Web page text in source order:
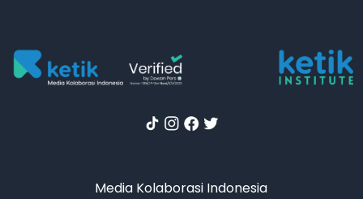
Media Kolaborasi Indonesia